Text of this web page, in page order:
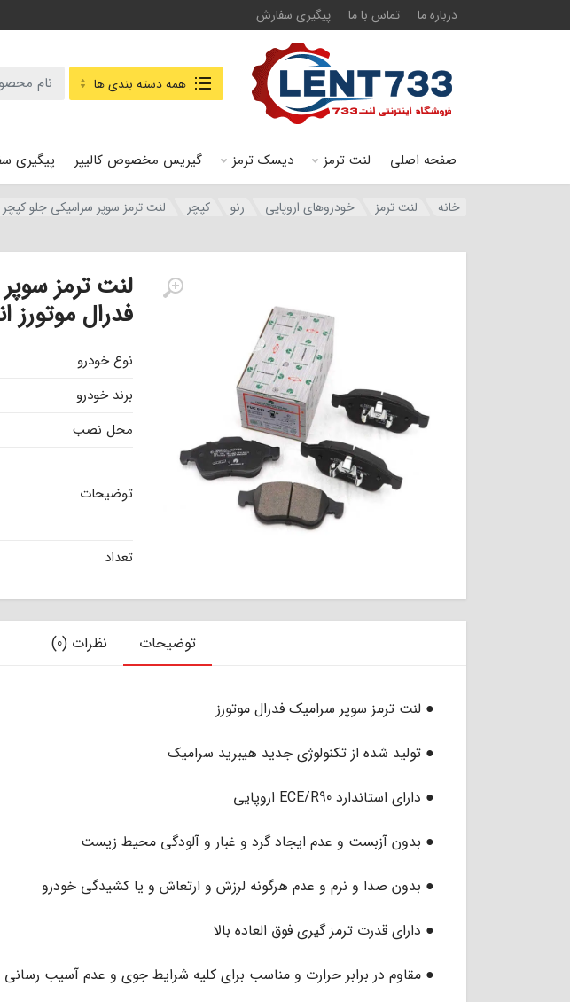
درباره ما تماس با ما پیگیری سفارش
صفحه اصلی لنت ترمز دیسک ترمز گیریس مخصوص کالیپر پیگیری
جستجو در:همه دسته بندی ها
خانه لنت ترمز خودروهای اروپایی رنو کپچر لنت ترمز سوپر سرامیکی جلو کپچر
لنت ترمز
فدرال موتورز
نوع خودرو
برند خودرو
محل نصب
توضیحات
تعداد
توضیحات نظرات (0)
● لنت ترمز سوپر سرامیک فدرال موتورز
● تولید شده از تکنولوژی جدید هیبرید سرامیک
● دارای استاندارد ECE/R90 اروپایی
● بدون آزبست و عدم ایجاد گرد و غبار و آلودگی محیط زیست
● بدون صدا و نرم و عدم هرگونه لرزش و ارتعاش و یا کشیدگی خودرو
● دارای قدرت ترمز گیری فوق العاده بالا
● مقاوم در برابر حرارت و مناسب برای کلیه شرایط جوی و عدم آسیب